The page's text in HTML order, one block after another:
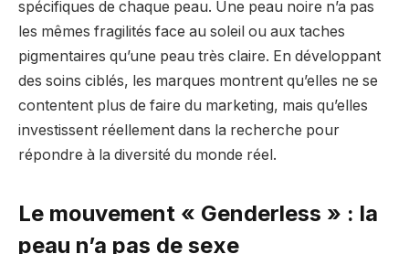
spécifiques de chaque peau. Une peau noire n’a pas
les mêmes fragilités face au soleil ou aux taches
pigmentaires qu’une peau très claire. En développant
des soins ciblés, les marques montrent qu’elles ne se
contentent plus de faire du marketing, mais qu’elles
investissent réellement dans la recherche pour
répondre à la diversité du monde réel.
Le mouvement « Genderless » : la
peau n’a pas de sexe